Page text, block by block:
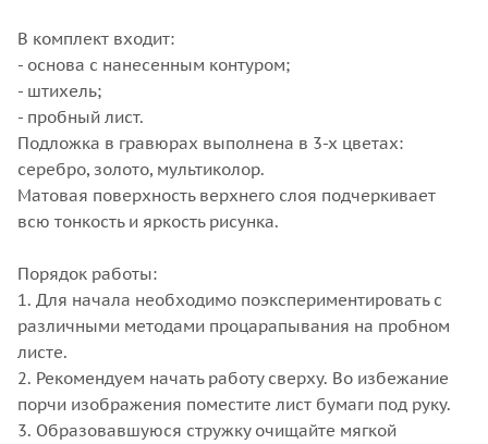
В комплект входит:
- основа с нанесенным контуром;
- штихель;
- пробный лист.
Подложка в гравюрах выполнена в 3-х цветах:
серебро, золото, мультиколор.
Матовая поверхность верхнего слоя подчеркивает
всю тонкость и яркость рисунка.
Порядок работы:
1. Для начала необходимо поэкспериментировать с
различными методами процарапывания на пробном
листе.
2. Рекомендуем начать работу сверху. Во избежание
порчи изображения поместите лист бумаги под руку.
3. Образовавшуюся стружку очищайте мягкой